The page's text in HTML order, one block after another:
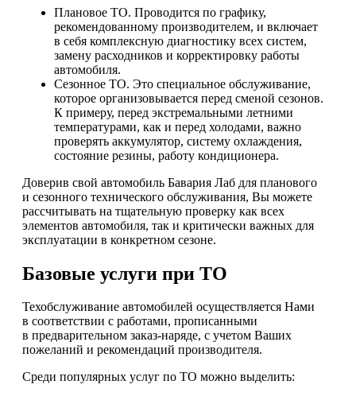
Плановое ТО. Проводится по графику,
рекомендованному производителем, и включает
в себя комплексную диагностику всех систем,
замену расходников и корректировку работы
автомобиля.
Сезонное ТО. Это специальное обслуживание,
которое организовывается перед сменой сезонов.
К примеру, перед экстремальными летними
температурами, как и перед холодами, важно
проверять аккумулятор, систему охлаждения,
состояние резины, работу кондиционера.
Доверив свой автомобиль Бавария Лаб для планового
и сезонного технического обслуживания, Вы можете
рассчитывать на тщательную проверку как всех
элементов автомобиля, так и критически важных для
эксплуатации в конкретном сезоне.
Базовые услуги при ТО
Техобслуживание автомобилей осуществляется Нами
в соответствии с работами, прописанными
в предварительном заказ-наряде, с учетом Ваших
пожеланий и рекомендаций производителя.
Среди популярных услуг по ТО можно выделить: